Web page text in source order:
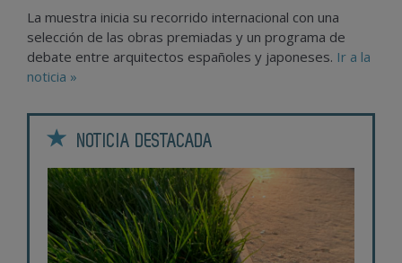
La muestra inicia su recorrido internacional con una
selección de las obras premiadas y un programa de
debate entre arquitectos españoles y japoneses. Ir a la
noticia »
NOTICIA DESTACADA